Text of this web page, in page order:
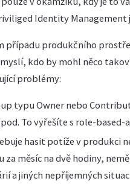
Identity Management
případu produkčního
kdo by mohl něco
problémy:
typu Owner nebo
To vyřešíte s role-based-
hasit potíže v produkci
za měsíc na dvě hodiny,
a jiných nepříjemných